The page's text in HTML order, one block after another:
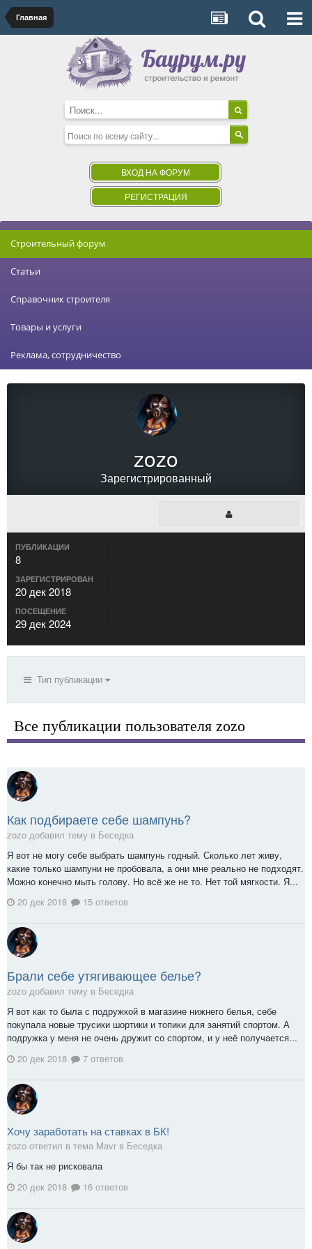
Главная
ВХОД НА ФОРУМ
РЕГИСТРАЦИЯ
Строительный форум
Статьи
Справочник строителя
Товары и услуги
Реклама, сотрудничество
zozo
Зарегистрированный
ПУБЛИКАЦИИ
8
ЗАРЕГИСТРИРОВАН
20 дек 2018
ПОСЕЩЕНИЕ
29 дек 2024
Тип публикации
Все публикации пользователя zozo
Как подбираете себе шампунь?
zozo добавил тему в Беседка
Я вот не могу себе выбрать шампунь годный. Сколько лет живу,
какие только шампуни не пробовала, а они мне реально не подходят.
Можно конечно мыть голову. Но всё же не то. Нет той мягкости. Я...
20 дек 2018
15 ответов
Брали себе утягивающее белье?
zozo добавил тему в Беседка
Я вот как то была с подружкой в магазине нижнего белья, себе
покупала новые трусики шортики и топики для занятий спортом. А
подружка у меня не очень дружит со спортом, и у неё получается...
20 дек 2018
7 ответов
Хочу заработать на ставках в БК!
zozo ответил в тема Mavr в Беседка
Я бы так не рисковала
20 дек 2018
16 ответов